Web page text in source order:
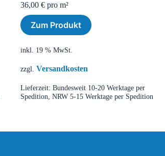
36,00 €pro m²
Zum Produkt
inkl. 19 % MwSt.
zzgl. Versandkosten
Lieferzeit: Bundesweit 10-20 Werktage per
Spedition, NRW 5-15 Werktage per Spedition